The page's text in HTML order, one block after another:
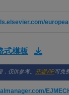
式模板
仅供参考。 开通VIP可免